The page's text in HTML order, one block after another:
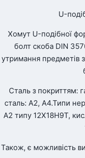
U-
Хомут U-подібної
болт скоба DIN
утримання предметів
Сталь з покриттям:
сталь: А2, А4.Типи
А2 типу 12Х18Н9Т,
Також, є можливість